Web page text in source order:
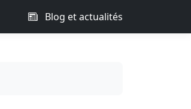
Blog et actualités